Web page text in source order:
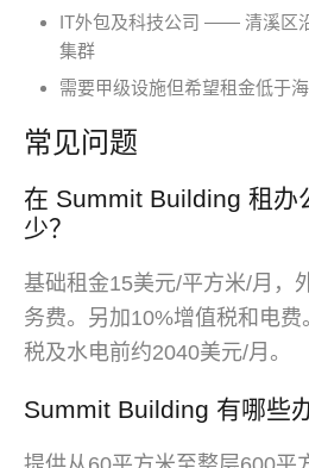
IT外包及科技公司 —— 清溪区
集群
需要甲级设施但希望租金低于
常见问题
在 Summit Building 租办
少？
基础租金15美元/平方米/月，
务费。另加10%增值税和电
税及水电前约2040美元/月。
Summit Building 有哪些